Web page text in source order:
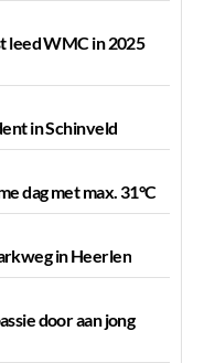
leed WMC in 2025
in Schinveld
dag met max. 31°C
in Heerlen
door aan jong